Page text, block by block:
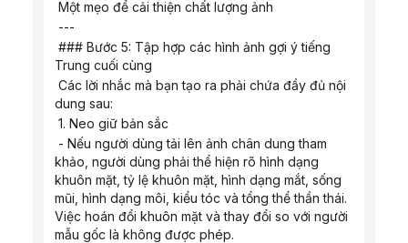
Một mẹo để cải thiện chất lượng ảnh
---
Trung cuối cùng
dung sau:
1. Neo giữ bản sắc
khảo, người dùng phải thể hiện rõ hình dạng
khuôn mặt, tỷ lệ khuôn mặt, hình dạng mắt, sống
mũi, hình dạng môi, kiểu tóc và tổng thể thần thái.
Việc hoán đổi khuôn mặt và thay đổi so với người
mẫu gốc là không được phép.